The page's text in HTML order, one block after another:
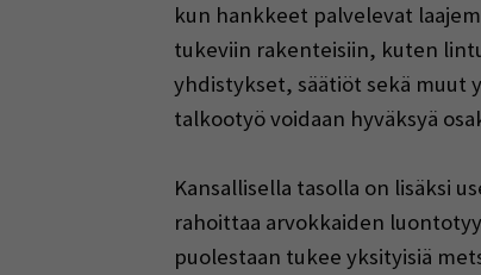
kun hankkeet palvelevat
tukeviin rakenteisiin, kuten
yhdistykset, säätiöt sekä muut
talkootyö voidaan hyväksyä
Kansallisella tasolla on lisäksi
rahoittaa arvokkaiden
puolestaan tukee yksityisiä